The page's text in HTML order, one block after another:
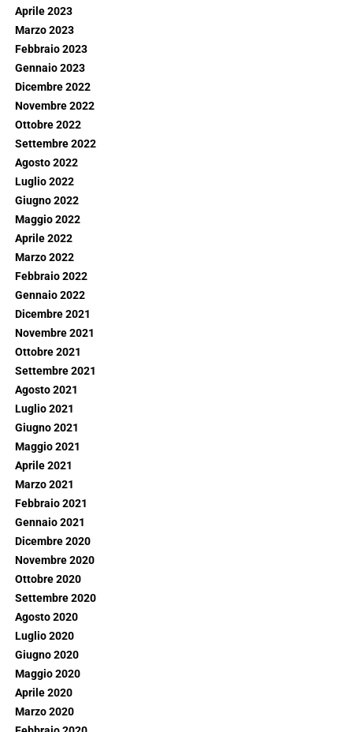
Aprile 2023
Marzo 2023
Febbraio 2023
Gennaio 2023
Dicembre 2022
Novembre 2022
Ottobre 2022
Settembre 2022
Agosto 2022
Luglio 2022
Giugno 2022
Maggio 2022
Aprile 2022
Marzo 2022
Febbraio 2022
Gennaio 2022
Dicembre 2021
Novembre 2021
Ottobre 2021
Settembre 2021
Agosto 2021
Luglio 2021
Giugno 2021
Maggio 2021
Aprile 2021
Marzo 2021
Febbraio 2021
Gennaio 2021
Dicembre 2020
Novembre 2020
Ottobre 2020
Settembre 2020
Agosto 2020
Luglio 2020
Giugno 2020
Maggio 2020
Aprile 2020
Marzo 2020